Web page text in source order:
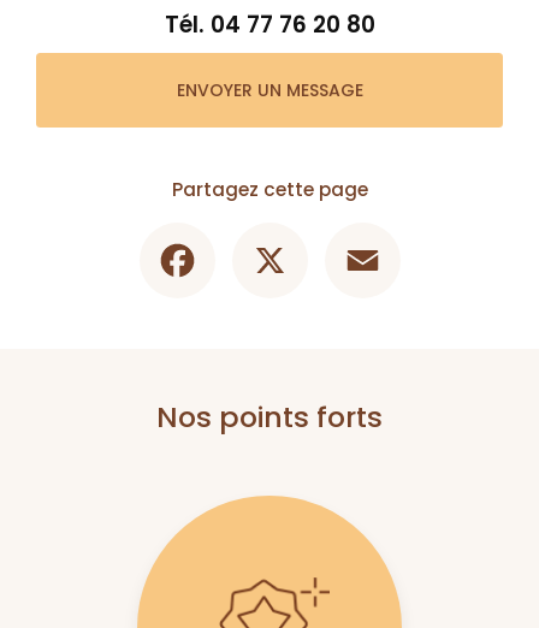
Tél. 04 77 76 20 80
ENVOYER UN MESSAGE
Partagez cette page
Nos points forts